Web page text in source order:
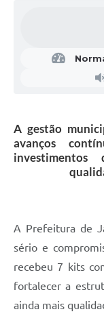
A gestão
avanços
A Prefeitura de
sério e
recebeu 7 kits
fortalecer a
ainda mais